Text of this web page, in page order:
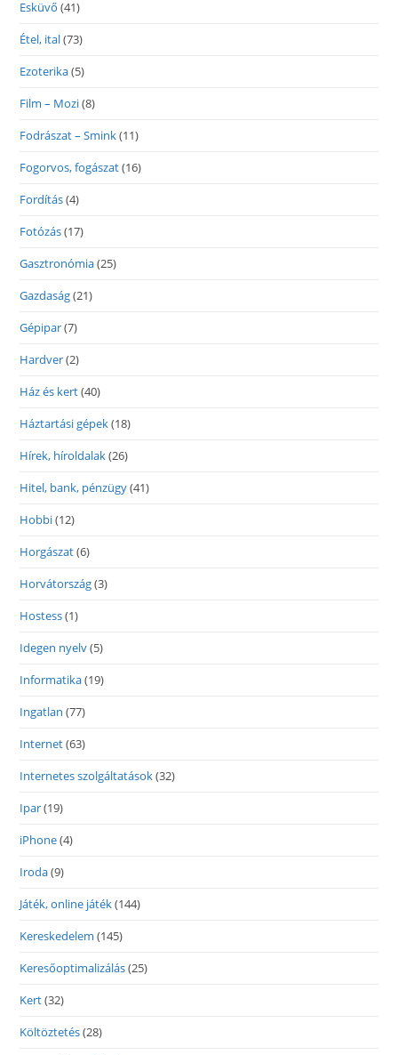
Esküvő (41)
Étel, ital(73)
Ezoterika(5)
Film – Mozi(8)
Fodrászat – Smink(11)
Fogorvos, fogászat(16)
Fordítás(4)
Fotózás(17)
Gasztronómia(25)
Gazdaság(21)
Gépipar(7)
Hardver(2)
Ház és kert(40)
Háztartási gépek(18)
Hírek, híroldalak(26)
Hitel, bank, pénzügy(41)
Hobbi(12)
Horgászat(6)
Horvátország(3)
Hostess(1)
Idegen nyelv(5)
Informatika(19)
Ingatlan (77)
Internet(63)
Internetes szolgáltatások(32)
Ipar(19)
iPhone(4)
Iroda(9)
Játék, online játék(144)
Kereskedelem (145)
Keresőoptimalizálás(25)
Kert(32)
Költöztetés(28)